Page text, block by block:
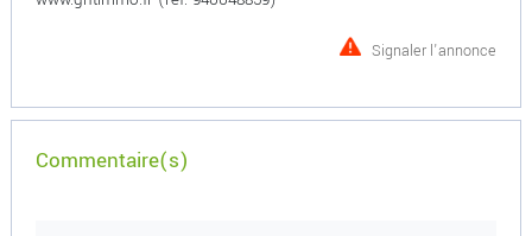
Signaler l'annonce
Commentaire(s)